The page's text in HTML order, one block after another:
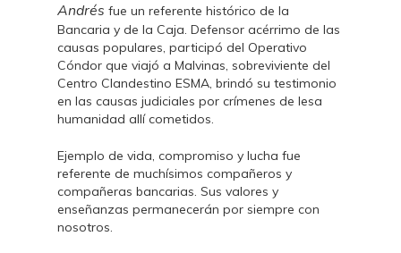
Andrés fue un referente histórico de la
Bancaria y de la Caja. Defensor acérrimo de las
causas populares, participó del Operativo
Cóndor que viajó a Malvinas, sobreviviente del
Centro Clandestino ESMA, brindó su testimonio
en las causas judiciales por crímenes de lesa
humanidad allí cometidos.
Ejemplo de vida, compromiso y lucha fue
referente de muchísimos compañeros y
compañeras bancarias. Sus valores y
enseñanzas permanecerán por siempre con
nosotros.